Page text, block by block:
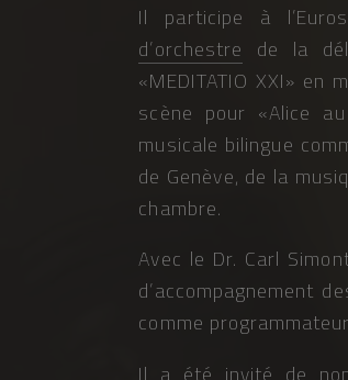
Il participe à
d’orchestre de la
«MEDITATIO XXI»
scène pour «Alice
musicale bilingue
de Genève, de la
chambre.
Avec le Dr. Carl
d’accompagnement
comme
Il a été invité de